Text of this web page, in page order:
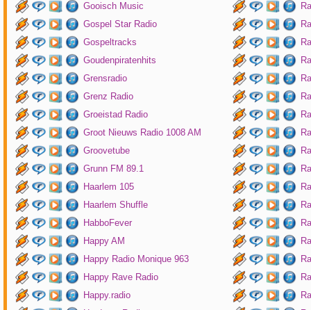
Gooisch Music
Gospel Star Radio
Gospeltracks
Goudenpiratenhits
Grensradio
Grenz Radio
Groeistad Radio
Groot Nieuws Radio 1008 AM
Groovetube
Grunn FM 89.1
Haarlem 105
Haarlem Shuffle
HabboFever
Happy AM
Happy Radio Monique 963
Happy Rave Radio
Happy.radio